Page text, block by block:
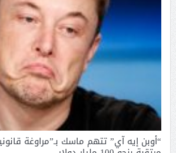
“أوبن إيه آي” تتهم ماسك بـ”مراوغة